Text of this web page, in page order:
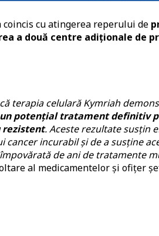
cu atingerea reperului de
a două centre adiționale de
terapia celulară Kymriah
potențial tratament definitiv
rezistent. Aceste rezultate susțin
incurabil și de a susține
de ani de tratamente
al medicamentelor și ofițer